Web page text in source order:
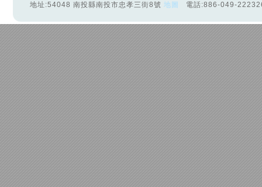
地址:54048 南投縣南投市忠孝三街8號 地圖 電話:886-049-